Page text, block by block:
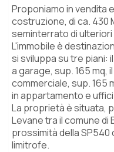
Proponiamo in vendita
costruzione, di ca. 430
seminterrato di ulteriori
L'immobile è
si sviluppa su tre piani:
a garage, sup. 165 mq,
commerciale, sup. 165
in appartamento e
La proprietà è situata,
Levane tra il comune di
prossimità della SP540
limitrofe.